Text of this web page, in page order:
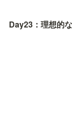
Day23：理想的